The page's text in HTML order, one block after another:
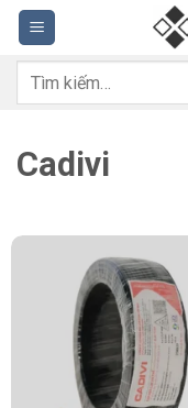
Bỏ
qua
nội
dung
Tìm
Cadivi